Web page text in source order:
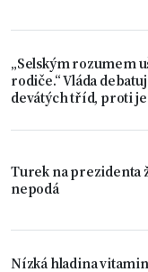
„Selským rozumem
rodiče.“ Vláda
devátých tříd, proti je
Turek na prezidenta
nepodá
Nízká hladina